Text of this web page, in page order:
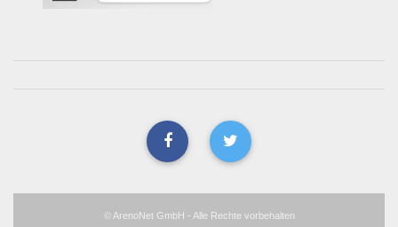
© ArenoNet GmbH - Alle Rechte vorbehalten